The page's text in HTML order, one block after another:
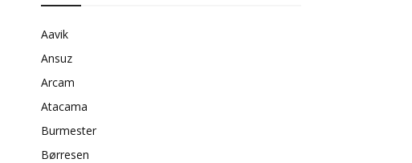
Aavik
Ansuz
Arcam
Atacama
Burmester
Børresen